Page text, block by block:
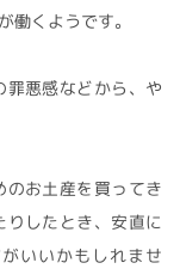
働くようです。
悪感などから、や
お土産を買ってき
したとき、安直に
いいかもしれませ